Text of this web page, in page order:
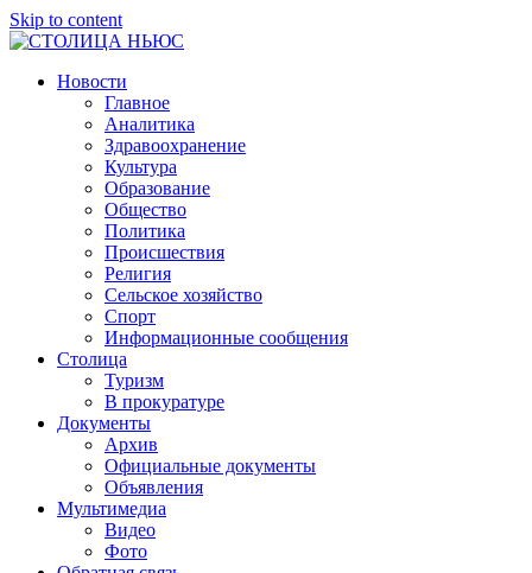
Skip to content
СТОЛИЦА
ГРОЗНЕНСКАЯ
ГОРОДСКАЯ
ОБЩЕСТВЕННО-
ПОЛИТИЧЕСКАЯ
Новости
Главное
Аналитика
Здравоохранение
Культура
Образование
Общество
Политика
Происшествия
Религия
Сельское хозяйство
Спорт
Информационные сообщения
Столица
Туризм
В прокуратуре
Документы
Архив
Официальные документы
Объявления
Мультимедиа
Видео
Фото